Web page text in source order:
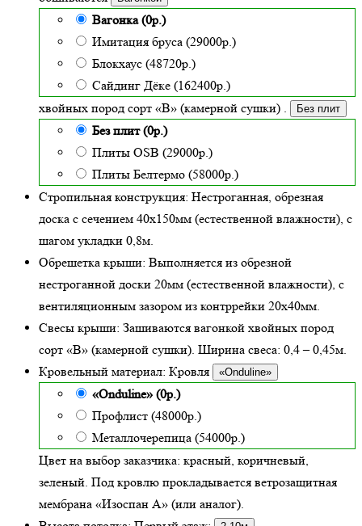
Вагонка (0р.)
Имитация бруса (29000р.)
Блокхаус (48720р.)
Сайдинг Дёке (162400р.)
хвойных пород сорт «В» (камерной сушки) . Без плит
Без плит (0р.)
Плиты OSB (29000р.)
Плиты Белтермо (58000р.)
Стропильная конструкция: Нестроганная, обрезная
доска с сечением 40х150мм (естественной влажности), с
шагом укладки 0,8м.
Обрешетка крыши: Выполняется из обрезной
нестроганной доски 20мм (естественной влажности), с
вентиляционным зазором из контррейки 20х40мм.
Свесы крыши: Зашиваются вагонкой хвойных пород
сорт «В» (камерной сушки). Ширина свеса: 0,4 – 0,45м.
Кровельный материал: Кровля «Onduline»
«Onduline» (0р.)
Профлист (48000р.)
Металлочерепица (54000р.)
Цвет на выбор заказчика: красный, коричневый,
зеленый. Под кровлю прокладывается ветрозащитная
мембрана «Изоспан А» (или аналог).